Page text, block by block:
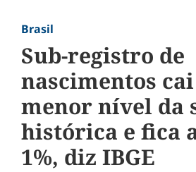
Brasil
Sub-registro de
nascimentos
menor nível da
histórica e fica
1%, diz IBGE